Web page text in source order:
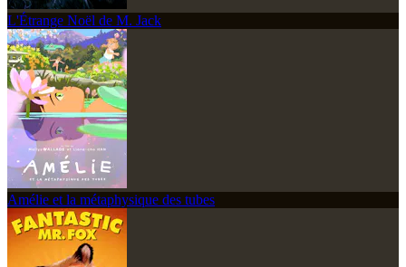
L'Étrange Noël de M. Jack
Amélie et la métaphysique des tubes